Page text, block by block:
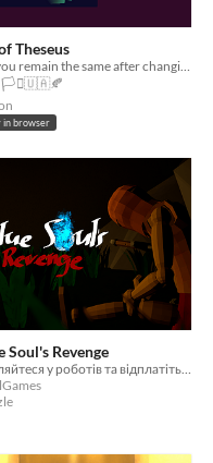
Theseus
🏳️‍⚧️🇺🇦🍂
in browser
Soul's Revenge